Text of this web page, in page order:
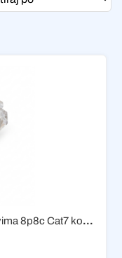
Konektor RJ45 sa pozlaćenim pinovima 8p8c Cat7 komad